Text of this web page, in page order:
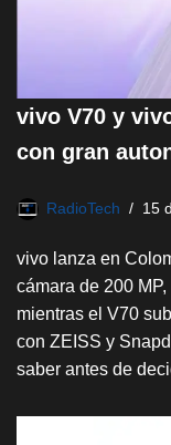
vivo V70 y
con gran
RadioTech 15
vivo lanza en
cámara de 200
mientras el V70
con ZEISS y
saber antes de